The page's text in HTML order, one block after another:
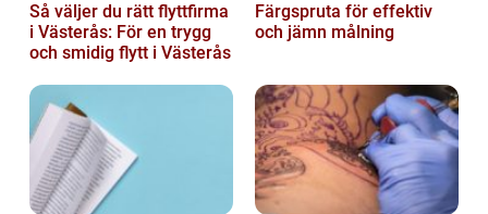
Så väljer du rätt flyttfirma
i Västerås: För en trygg
och smidig flytt i Västerås
Färgspruta för effektiv
och jämn målning